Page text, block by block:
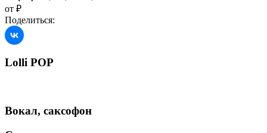
от ₽
Поделиться:
Lolli POP
Вокал, саксофон